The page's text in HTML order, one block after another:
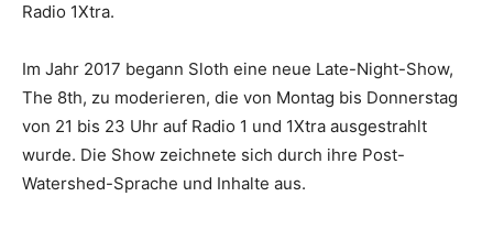
Radio 1Xtra.
Im Jahr 2017 begann Sloth eine neue Late-Night-Show,
The 8th, zu moderieren, die von Montag bis Donnerstag
von 21 bis 23 Uhr auf Radio 1 und 1Xtra ausgestrahlt
wurde. Die Show zeichnete sich durch ihre Post-
Watershed-Sprache und Inhalte aus.